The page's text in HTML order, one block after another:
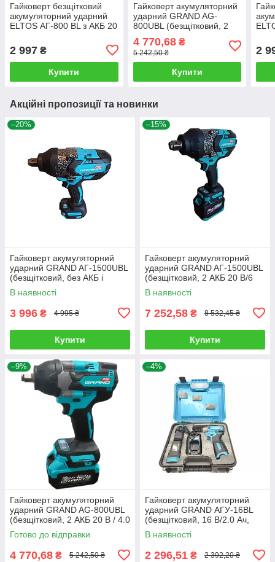
Гайковерт безщітковий
акумуляторний ударний
ELTOS АГ-800 BL з АКБ 20
2 997 ₴
Купити
Гайковерт акумуляторний
ударний GRAND AG-
800UBL (безщітковий, 2
зарядне)
4 770,68₴
5 242,50 ₴
Купити
2
Акційні пропозиції та новинки
–20%
Гайковерт акумуляторний
ударний GRAND AГ-1500UBL
(безщітковий, без АКБ і
зарядного пристрою)
В наявності
3 996 ₴ 4 995 ₴
Купити
–15%
Гайковерт акумуляторний
ударний GRAND AГ-1500UBL
(безщітковий, 2 АКБ 20 В/6
Ач, зарядне)
В наявності
7 252,58 ₴ 8 532,45 ₴
Купити
–9%
Гайковерт акумуляторний
ударний GRAND AG-800UBL
(безщітковий, 2 АКБ 20 В / 4.0
Ач, зарядне)
Готово до відправки
4 770,68 ₴ 5 242,50 ₴
–4%
Гайковерт акумуляторний
ударний GRAND АГУ-16BL
(безщітковий, 16 В/2.0 Ач,
зарядне, кейс)
В наявності
2 296,51 ₴ 2 392,20 ₴